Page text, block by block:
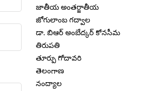
జాతీయ అంతర్జాతీయ
జోగులాంబ గద్వాల
డా. బిఆర్ అంబేద్కర్ కోనసీమ
తిరుపతి
తూర్పు గోదావరి
తెలంగాణ
నంద్యాల